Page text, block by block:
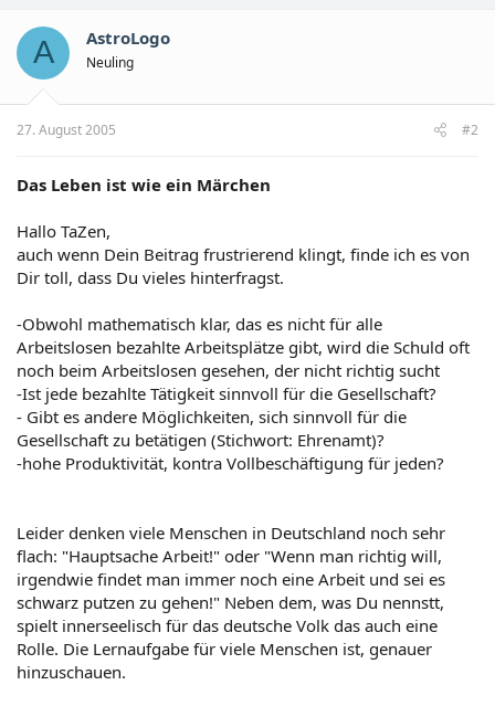
A AstroLogo
Neuling
27. August 2005 #2
Das Leben ist wie ein Märchen
Hallo TaZen,
auch wenn Dein Beitrag frustrierend klingt, finde ich es von
Dir toll, dass Du vieles hinterfragst.
-Obwohl mathematisch klar, das es nicht für alle
Arbeitslosen bezahlte Arbeitsplätze gibt, wird die Schuld oft
noch beim Arbeitslosen gesehen, der nicht richtig sucht
-Ist jede bezahlte Tätigkeit sinnvoll für die Gesellschaft?
- Gibt es andere Möglichkeiten, sich sinnvoll für die
Gesellschaft zu betätigen (Stichwort: Ehrenamt)?
-hohe Produktivität, kontra Vollbeschäftigung für jeden?
Leider denken viele Menschen in Deutschland noch sehr
flach: "Hauptsache Arbeit!" oder "Wenn man richtig will,
irgendwie findet man immer noch eine Arbeit und sei es
schwarz putzen zu gehen!" Neben dem, was Du nennstt,
spielt innerseelisch für das deutsche Volk das auch eine
Rolle. Die Lernaufgabe für viele Menschen ist, genauer
hinzuschauen.